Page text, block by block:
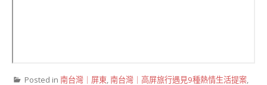
Posted in 南台灣｜屏東,南台灣｜高屏旅行遇見9種熱情生活提案,